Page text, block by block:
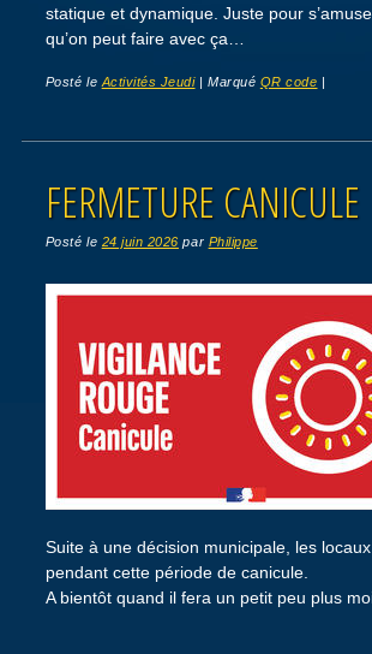
statique et dynamique. Juste pour
qu’on peut faire avec ça…
Posté le Activités Jeudi |Marqué QR code |
FERMETURE CANICULE
Posté le 24 juin 2026 par Philippe
Suite à une décision municipale, les
pendant cette période de canicule.
A bientôt quand il fera un petit peu plus